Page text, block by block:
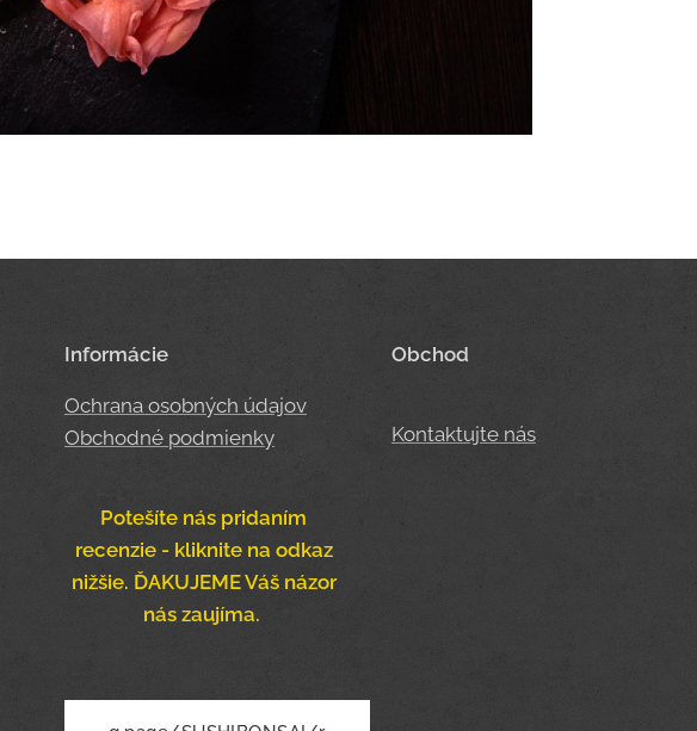
Informácie
Ochrana osobných údajov
Obchodné podmienky
Potešíte nás pridaním
recenzie - kliknite na odkaz
nižšie. ĎAKUJEME Váš názor
nás zaujíma.
Obchod
Kontaktujte nás